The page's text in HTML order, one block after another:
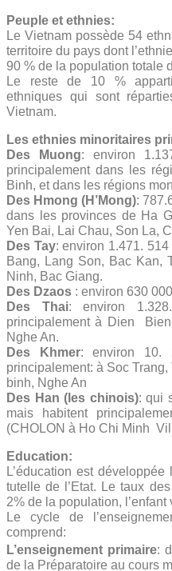
Peuple et ethnies:
Le Vietnam possède 54
territoire du pays dont l’ethnie
90 % de la population totale
Le reste de 10 %
ethniques qui sont
Vietnam.
Les ethnies minoritaires
Des Muong: environ
principalement dans les
Binh, et dans les régions
Des Hmong (H’Mong):
dans les provinces de Ha
Yen Bai, Lai Chau, Son La,
Des Tay: environ 1.471.
Bang, Lang Son, Bac Kan,
Ninh, Bac Giang.
Des Dzaos : environ 630
Des Thai: environ
principalement à Dien
Nghe An.
Des Khmer: environ 10.
principalement: à Soc
binh, Nghe An
Des Han (les chinois): qui
mais habitent
(CHOLON à Ho Chi Minh
Education:
L’éducation est
tutelle de l’Etat. Le taux
2% de la population, l’enfant
Le cycle de
comprend:
L’enseignement primaire:
de la Préparatoire au cours